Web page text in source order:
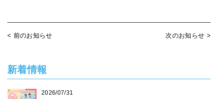
< 前のお知らせ 次のお知らせ >
新着情報
2026/07/31